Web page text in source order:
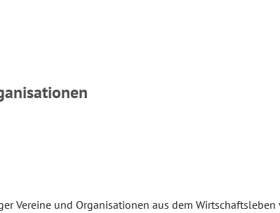
Vereine und Organisationen aus dem Wirtschaftsleben